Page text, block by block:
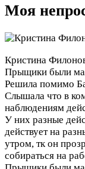
Моя
Кристина
Прыщики были
Решила помимо
Слышала что в
наблюдениям
У них разные
действует на
утром, тк он
собираться на